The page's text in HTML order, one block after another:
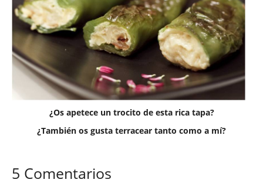
¿Os apetece un trocito de esta rica tapa?
¿También os gusta terracear tanto como a mí?
5 Comentarios